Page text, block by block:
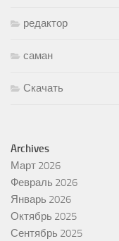
редактор
саман
Скачать
Archives
Март 2026
Февраль 2026
Январь 2026
Октябрь 2025
Сентябрь 2025